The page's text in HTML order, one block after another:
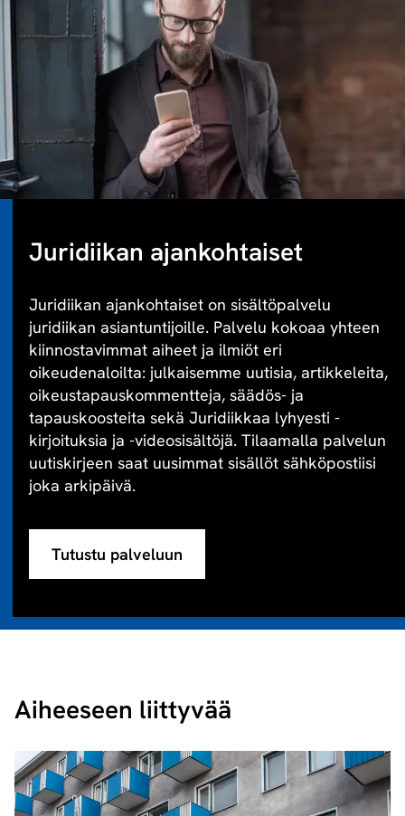
Juridiikan ajankohtaiset
Juridiikan ajankohtaiset on sisältöpalvelu
juridiikan asiantuntijoille. Palvelu kokoaa yhteen
kiinnostavimmat aiheet ja ilmiöt eri
oikeudenaloilta: julkaisemme uutisia, artikkeleita,
oikeustapauskommentteja, säädös- ja
tapauskoosteita sekä Juridiikkaa lyhyesti -
kirjoituksia ja -videosisältöjä. Tilaamalla palvelun
uutiskirjeen saat uusimmat sisällöt sähköpostiisi
joka arkipäivä.
Tutustu palveluun
Aiheeseen liittyvää